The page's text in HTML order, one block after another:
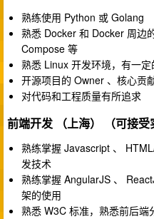
熟练使用 Python 或 Golang
熟悉 Docker 和 Docker 周边
Compose 等
熟悉 Linux 开发环境，有一
开源项目的 Owner 、核心贡
对代码和工程质量有所追求
前端开发 （上海） （可接受
熟练掌握 Javascript 、
发技术
熟练掌握 AngularJS 、
架的使用
熟悉 W3C 标准，熟悉前后端